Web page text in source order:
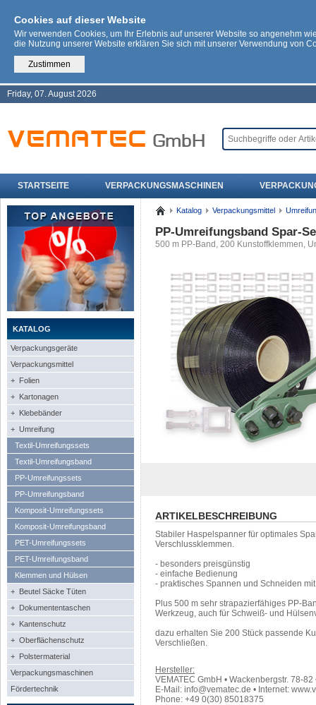
Cookies auf dieser Website
Wir verwenden Cookies, um Ihr Erlebnis auf unserer Website so angenehm
die Nutzung unserer Website erklären Sie sich mit unserer Verwendung von
Zustimmen
Friday, 07. August 2026
STARTSEITE VERPACKUNGSMASCHINEN
KATALOG
Verpackungsgeräte
Verpackungsmittel
+ Folien
+ Kartonagen
+ Klebebänder
+ Umreifung
Textil-Umreifungssets
Textil-Umreifungsband
PP-Umreifungssets
PP-Umreifungsband
Komposit-Umreifungssets
Komposit-Umreifungsband
PET-Umreifungssets
PET-Umreifungsband
Klemmen und Hülsen
+ Beutel Säcke Tüten
+ Dokumententaschen
+ Kantenschutz
+ Oberflächenschutz
+ Polstermaterial
Verpackungsmaschinen
Fördertechnik
Katalog Verpackungsmittel
PP-Umreifungsband Spar-
500 m PP-Band, 200 Kunstoffklemmen,
ARTIKELBESCHREIBUNG
Stabiler Haspelspanner für optimales
Verschlussklemmen.
- besonders preisgünstig
- einfache Bedienung
- praktisches Spannen und Schneiden
Plus 500 m sehr strapazierfähiges PP-
Werkzeug, auch für Schweiß- und
dazu erhalten Sie 200 Stück passende
Verschließen.
Hersteller:
VEMATEC GmbH • Wackenbergstr. 78-
E-Mail: info@vematec.de • Internet:
Phone: +49 0(30) 85018375